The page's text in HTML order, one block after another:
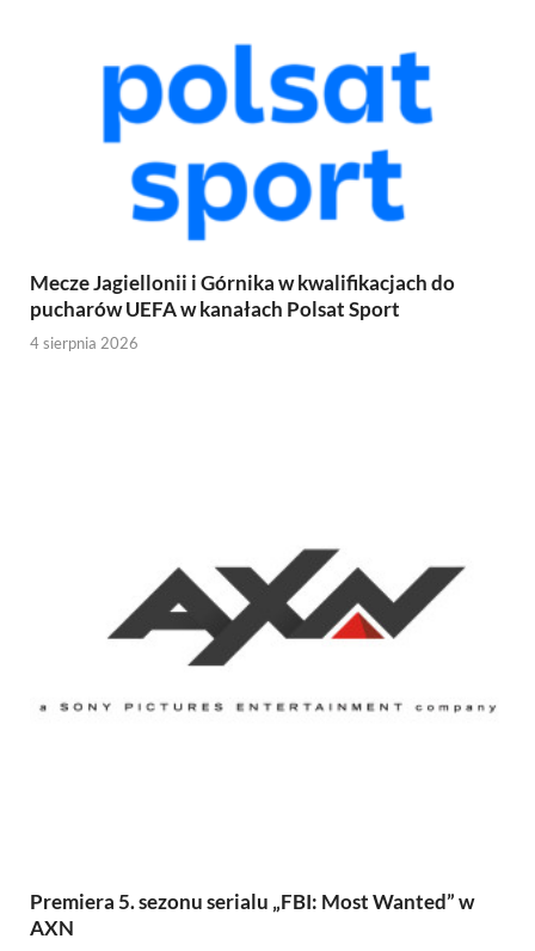
Mecze Jagiellonii i Górnika w kwalifikacjach do
pucharów UEFA w kanałach Polsat Sport
4 sierpnia 2026
Premiera 5. sezonu serialu „FBI: Most Wanted” w
AXN